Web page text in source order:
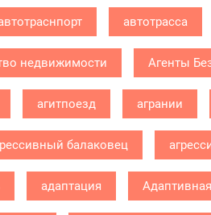
автотрасса
недвижимости Агенты
агитпоезд агрании
балаковец
адаптация